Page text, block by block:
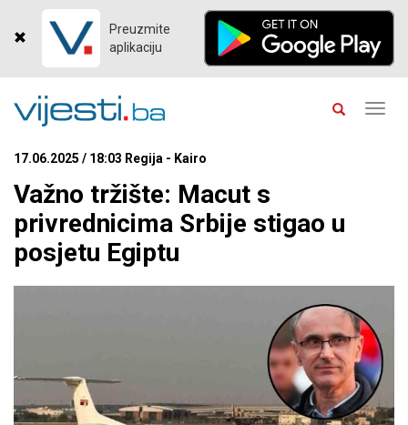
Preuzmite
aplikaciju
17.06.2025 / 18:03 Regija - Kairo
Važno tržište: Macut s
privrednicima Srbije stigao u
posjetu Egiptu